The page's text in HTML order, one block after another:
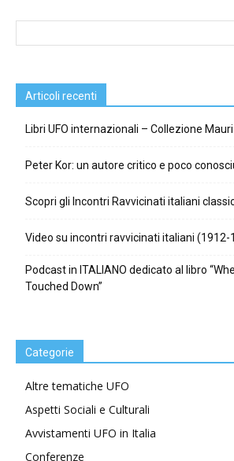
Articoli recenti
Libri UFO internazionali – Collezione
Peter Kor: un autore critico e poco
Scopri gli Incontri Ravvicinati italiani
Video su incontri ravvicinati italiani (1912-
Podcast in ITALIANO dedicato al libro
Touched Down”
Categorie
Altre tematiche UFO
Aspetti Sociali e Culturali
Avvistamenti UFO in Italia
Conferenze